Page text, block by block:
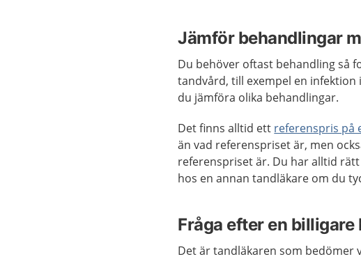
Jämför behandlingar
Du behöver oftast behandling så
tandvård, till exempel en
du jämföra olika behandlingar.
Det finns alltid ett referenspris på
än vad referenspriset är, men
referenspriset är. Du har alltid
hos en annan tandläkare om du
Fråga efter en billigare
Det är tandläkaren som bedömer